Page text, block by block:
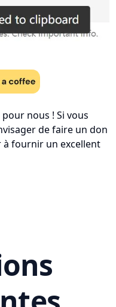
nous ! Si vous
de faire un don
fournir un excellent